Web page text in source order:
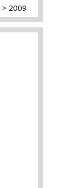
2009